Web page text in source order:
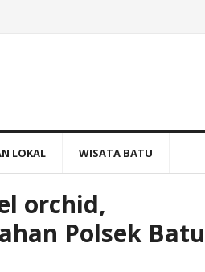
LOKAL WISATA BATU
orchid,
Polsek Batu